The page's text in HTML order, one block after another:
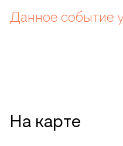
Данное событие
На карте